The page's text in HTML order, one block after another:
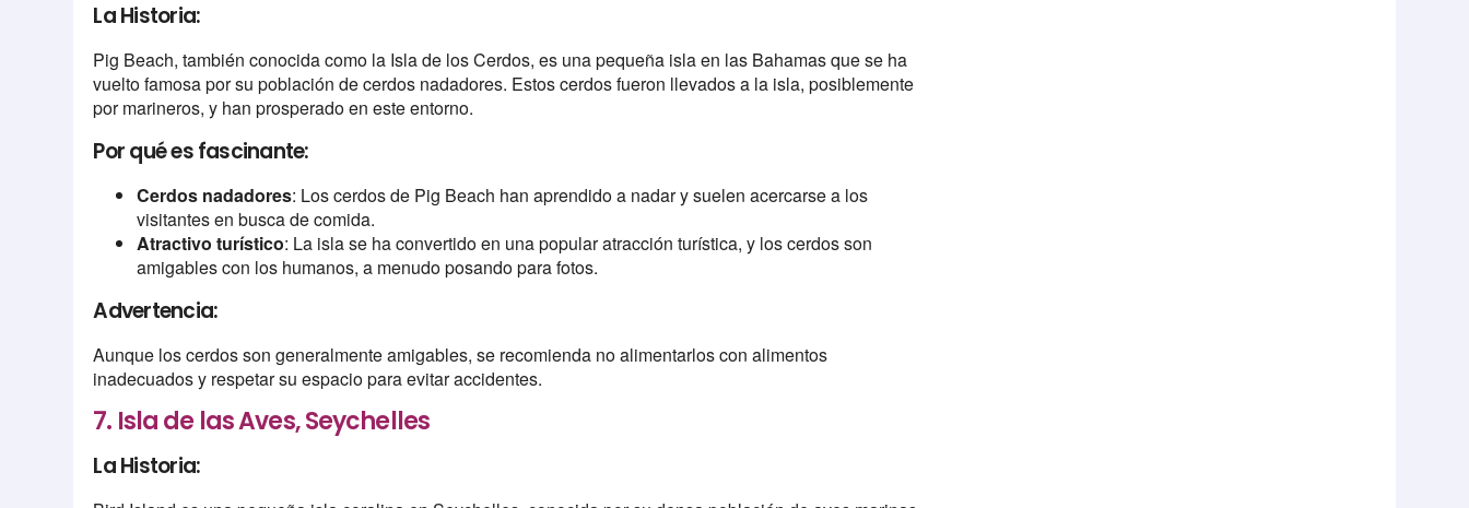
La Historia:
Pig Beach, también conocida como la Isla de los Cerdos, es una pequeña isla en las Bahamas que se ha
vuelto famosa por su población de cerdos nadadores. Estos cerdos fueron llevados a la isla, posiblemente
por marineros, y han prosperado en este entorno.
Por qué es fascinante:
Cerdos nadadores: Los cerdos de Pig Beach han aprendido a nadar y suelen acercarse a los
visitantes en busca de comida.
Atractivo turístico: La isla se ha convertido en una popular atracción turística, y los cerdos son
amigables con los humanos, a menudo posando para fotos.
Advertencia:
Aunque los cerdos son generalmente amigables, se recomienda no alimentarlos con alimentos
inadecuados y respetar su espacio para evitar accidentes.
7. Isla de las Aves, Seychelles
La Historia: